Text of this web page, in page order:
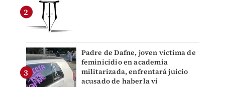
Padre de Dafne, joven víctima de
feminicidio en academia
militarizada, enfrentará juicio
acusado de haberla vi